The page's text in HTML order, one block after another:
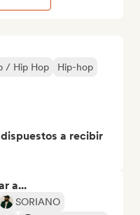
/ Hip Hop
Hip-hop
a recibir
a...
SORIANO